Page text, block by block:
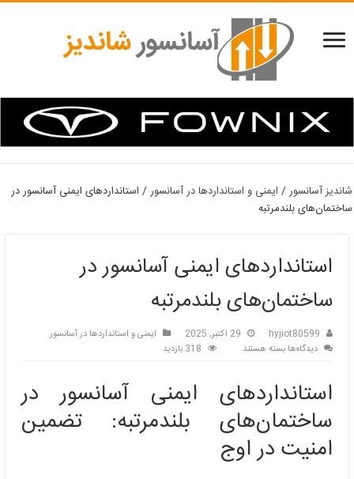
شاندیز آسانسور/ ایمنی و استانداردها در آسانسور/ استانداردهای ایمنی آسانسور در
ساختمان‌های بلندمرتبه
استانداردهای ایمنی آسانسور در
ساختمان‌های بلندمرتبه
hyjiot80599 29 اکتبر, 2025
ایمنی و استانداردها در آسانسور
دیدگاه‌هابرای
آسانسور
ساختمان‌های
بلندمرتبه
بسته هستند 318 بازدید
استانداردهای ایمنی آسانسور در
ساختمان‌های بلندمرتبه: تضمین
امنیت در اوج